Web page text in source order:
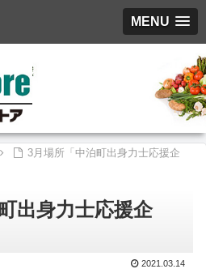
MENU
3月場所「中泊町出身力士応援企
出身力士応援企
2021.03.14